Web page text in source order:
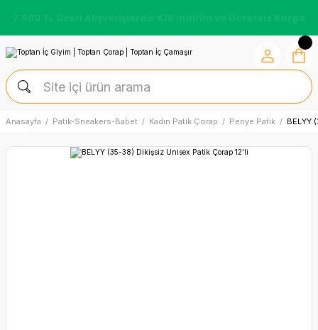
Anasayfa Patik-Sneakers-Babet Kadın Patik Çorap Penye Patik BELYY